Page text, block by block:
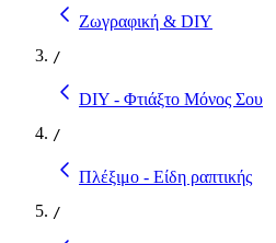
Ζωγραφική & DIY
/
DIY - Φτιάξτο Μόνος Σου
/
Πλέξιμο - Είδη ραπτικής
/